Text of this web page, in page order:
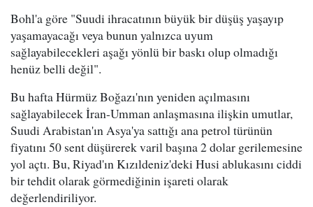
Bohl'a göre "Suudi ihracatının büyük bir düşüş yaşayıp
yaşamayacağı veya bunun yalnızca uyum
sağlayabilecekleri aşağı yönlü bir baskı olup olmadığı
henüz belli değil".
Bu hafta Hürmüz Boğazı'nın yeniden açılmasını
sağlayabilecek İran-Umman anlaşmasına ilişkin umutlar,
Suudi Arabistan'ın Asya'ya sattığı ana petrol türünün
fiyatını 50 sent düşürerek varil başına 2 dolar gerilemesine
yol açtı. Bu, Riyad'ın Kızıldeniz'deki Husi ablukasını ciddi
bir tehdit olarak görmediğinin işareti olarak
değerlendiriliyor.